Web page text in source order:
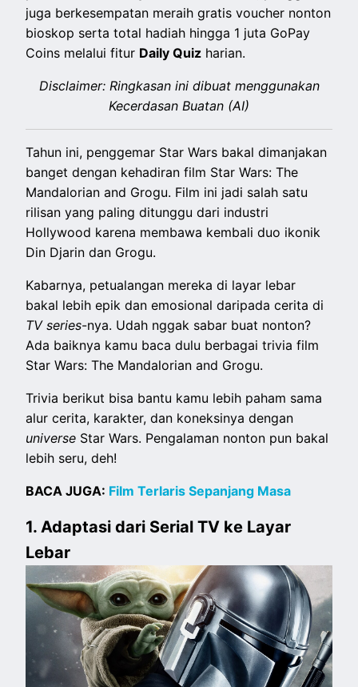
juga berkesempatan meraih gratis voucher nonton
bioskop serta total hadiah hingga 1 juta GoPay
Coins melalui fitur Daily Quiz harian.
Disclaimer: Ringkasan ini dibuat menggunakan
Kecerdasan Buatan (AI)
Tahun ini, penggemar Star Wars bakal dimanjakan
banget dengan kehadiran film Star Wars: The
Mandalorian and Grogu. Film ini jadi salah satu
rilisan yang paling ditunggu dari industri
Hollywood karena membawa kembali duo ikonik
Din Djarin dan Grogu.
Kabarnya, petualangan mereka di layar lebar
bakal lebih epik dan emosional daripada cerita di
TV series-nya. Udah nggak sabar buat nonton?
Ada baiknya kamu baca dulu berbagai trivia film
Star Wars: The Mandalorian and Grogu.
Trivia berikut bisa bantu kamu lebih paham sama
alur cerita, karakter, dan koneksinya dengan
universe Star Wars. Pengalaman nonton pun bakal
lebih seru, deh!
BACA JUGA: Film Terlaris Sepanjang Masa
1. Adaptasi dari Serial TV ke Layar
Lebar